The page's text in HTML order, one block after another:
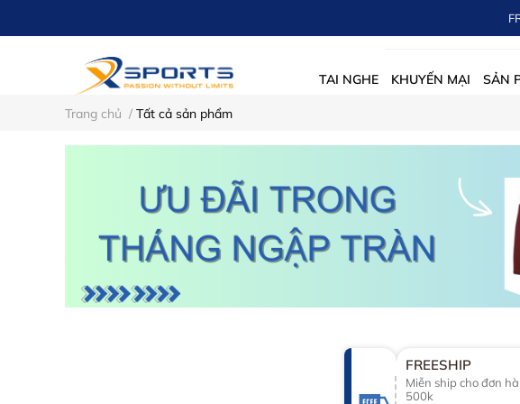
TAI NGHE KHUYẾN MẠI SẢN
Trang chủ / Tất cả sản phẩm
FREESHIP
Miễn ship cho đơn
500k